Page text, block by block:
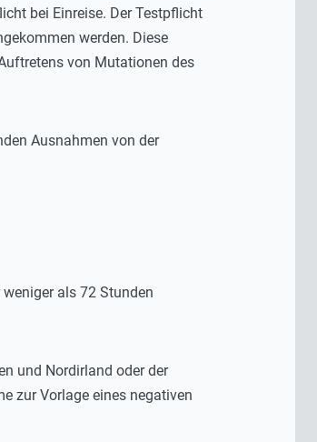
bei Einreise. Der Testpflicht
werden. Diese
von Mutationen des
Ausnahmen von der
als 72 Stunden
und Nordirland oder der
zur Vorlage eines negativen